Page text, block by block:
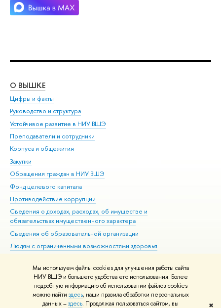
Мы используем файлы cookies для улучшения работы сайта
НИУ ВШЭ и большего удобства его использования. Более
подробную информацию об использовании файлов cookies
можно найти здесь, наши правила обработки персональных
данных –здесь. Продолжая пользоваться сайтом, вы ✖
О ВЫШКЕ
Цифры и факты
Руководство и структура
Устойчивое развитие в НИУ ВШЭ
Преподаватели и сотрудники
Корпуса и общежития
Закупки
Обращения граждан в НИУ ВШЭ
Фонд целевого капитала
Противодействие коррупции
Сведения о доходах, расходах, об имуществе и
обязательствах имущественного характера
Сведения об образовательной организации
Людям с ограниченными возможностями здоровья
Работа в Вышке